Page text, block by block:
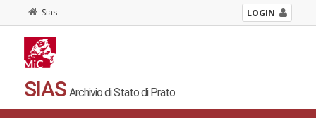
Sias LOGIN
SIAS Archivio di Stato di Prato